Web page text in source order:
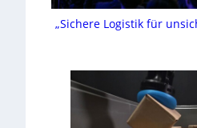
„Sichere Logistik für